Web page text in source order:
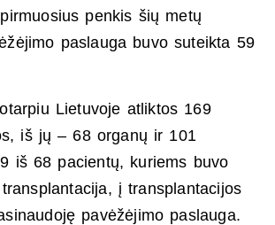
penkis šių metų
paslauga buvo suteikta 59
Lietuvoje atliktos 169
iš jų – 68 organų ir 101
iš 68 pacientų, kuriems buvo
į transplantacijos
pavėžėjimo paslauga.